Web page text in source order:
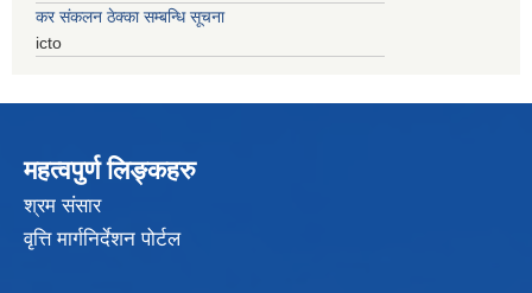
कर संकलन ठेक्का सम्बन्धि सूचना
icto
महत्वपुर्ण लिङ्कहरु
श्रम संसार
वृत्ति मार्गनिर्देशन पोर्टल